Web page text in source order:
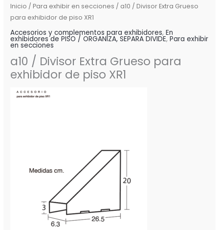
Inicio / Para exhibir en secciones / a10 / Divisor Extra Grueso
para exhibidor de piso XR1
Accesorios y complementos para exhibidores,En
exhibidores de PISO / ORGANIZA, SEPARA DIVIDE,Para exhibir
en secciones
a10 / Divisor Extra Grueso para
exhibidor de piso XR1